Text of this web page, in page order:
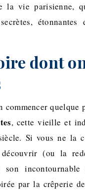
la vie parisienne,
étonnantes
dont
commencer quelque
, cette vieille et
Si vous ne la
(ou la
par la crêperie